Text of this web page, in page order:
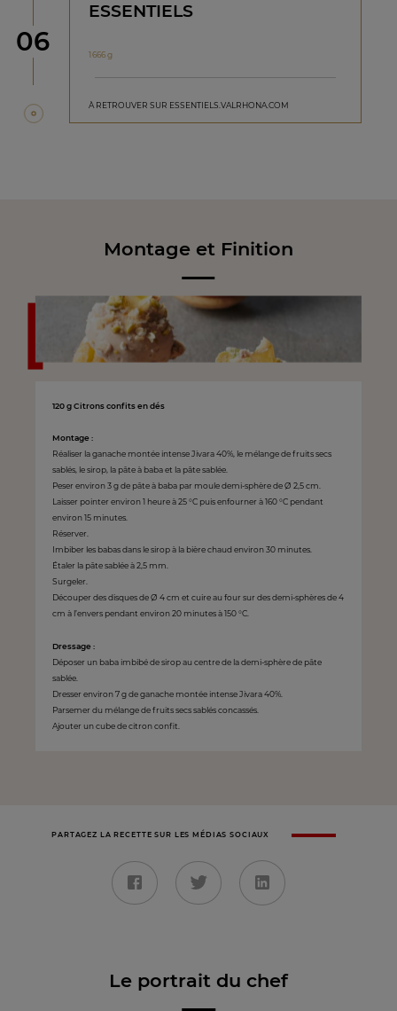
étape
06
ESSENTIELS
1 666 g
À RETROUVER SUR ESSENTIELS.VALRHONA.COM
Montage et Finition
120 g Citrons confits en dés
Montage :
Réaliser la ganache montée intense Jivara 40%, le mélange de fruits secs
sablés, le sirop, la pâte à baba et la pâte sablée.
Peser environ 3 g de pâte à baba par moule demi-sphère de Ø 2,5 cm.
Laisser pointer environ 1 heure à 25 °C puis enfourner à 160 °C pendant
environ 15 minutes.
Réserver.
Imbiber les babas dans le sirop à la bière chaud environ 30 minutes.
Étaler la pâte sablée à 2,5 mm.
Surgeler.
Découper des disques de Ø 4 cm et cuire au four sur des demi-sphères de 4
cm à l’envers pendant environ 20 minutes à 150 °C.
Dressage :
Déposer un baba imbibé de sirop au centre de la demi-sphère de pâte
sablée.
Dresser environ 7 g de ganache montée intense Jivara 40%.
Parsemer du mélange de fruits secs sablés concassés.
Ajouter un cube de citron confit.
PARTAGEZ LA RECETTE SUR LES MÉDIAS SOCIAUX
Le portrait du chef